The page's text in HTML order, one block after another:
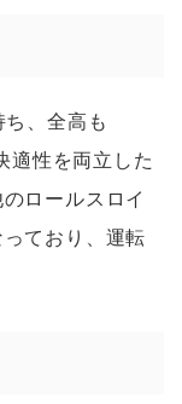
、全高も
適性を両立した
ロールスロイ
ており、運転